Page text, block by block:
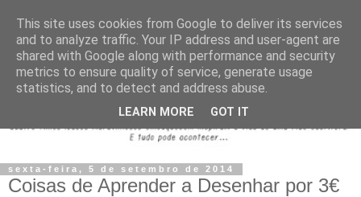
sexta-feira, 5 de setembro de 2014
Coisas de Aprender a Desenhar por 3€
This site uses cookies from Google to deliver its services
and to analyze traffic. Your IP address and user-agent are
shared with Google along with performance and security
metrics to ensure quality of service, generate usage
statistics, and to detect and address abuse.
LEARN MORE GOT IT